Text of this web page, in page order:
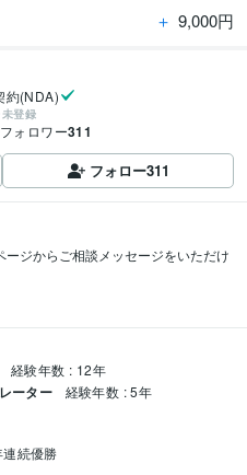
＋ 9,000円
約(NDA)
未登録
フォロワー311
フォロー311
ージからご相談メッセージをいただけ
経験年数 : 12年
ーター 経験年数 : 5年
続優勝